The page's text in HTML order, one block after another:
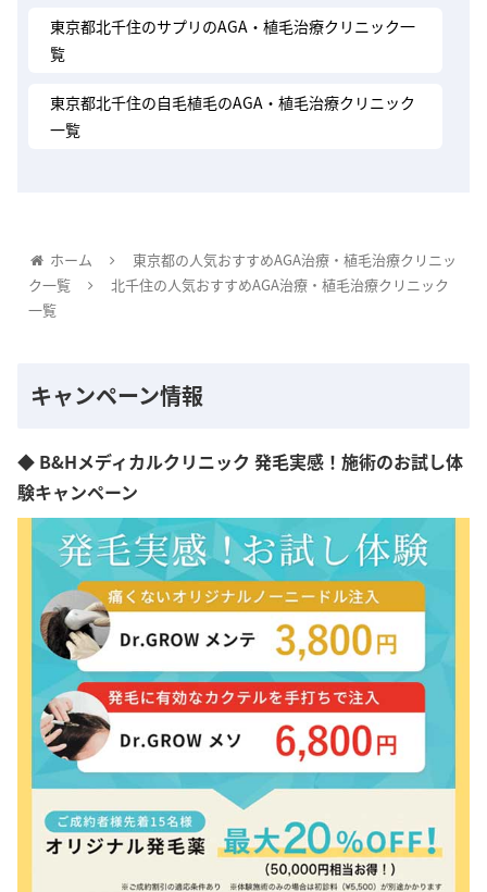
東京都北千住のサプリのAGA・植毛治療クリニック一
覧
東京都北千住の自毛植毛のAGA・植毛治療クリニック
一覧
ホーム
東京都の人気おすすめAGA治療・植毛治療クリニッ
ク一覧
北千住の人気おすすめAGA治療・植毛治療クリニック
一覧
キャンペーン情報
◆ B&Hメディカルクリニック 発毛実感！施術のお試し体
験キャンペーン